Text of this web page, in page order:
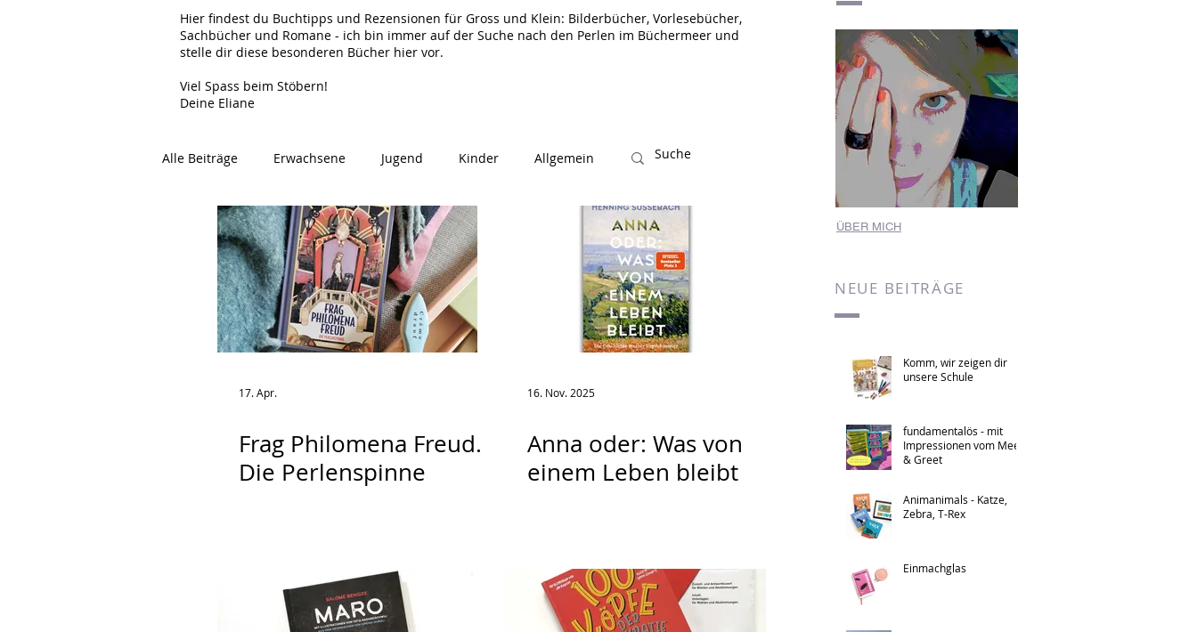
Hier findest du Buchtipps und Rezensionen für Gross und Klein: Bilderbücher, Vorlesebücher,
Sachbücher und Romane - ich bin immer auf der Suche nach den Perlen im Büchermeer und
stelle dir diese besonderen Bücher hier vor.
Viel Spass beim Stöbern!
Deine Eliane
Alle Beiträge Erwachsene Jugend Kinder Allgemein
17. Apr.
Frag Philomena Freud.
Die Perlenspinne
16. Nov. 2025
Anna oder: Was von
einem Leben bleibt
ÜBER MICH
NEUE BEITRÄGE
Komm, wir zeigen dir
unsere Schule
fundamentalös - mit
Impressionen vom Meet
& Greet
Animanimals - Katze,
Zebra, T-Rex
Einmachglas